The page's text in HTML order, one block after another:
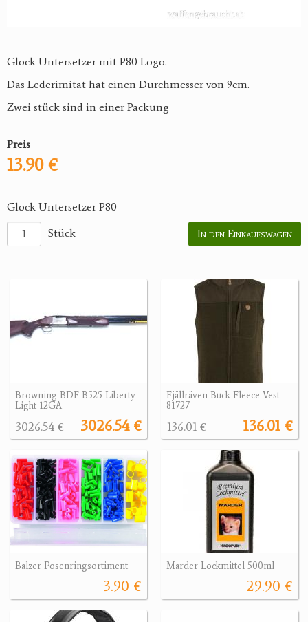
Glock Untersetzer mit P80 Logo.
Das Lederimitat hat einen Durchmesser von 9cm.
Zwei stück sind in einer Packung
Preis
13.90 €
Glock Untersetzer P80
Stück
In den Einkaufswagen
Browning BDF B525 Liberty
Light 12GA
3026.54 €
3026.54 €
Fjällräven Buck Fleece Vest
81727
136.01 €
136.01 €
Balzer Posenringsortiment
3.90 €
Marder Lockmittel 500ml
29.90 €